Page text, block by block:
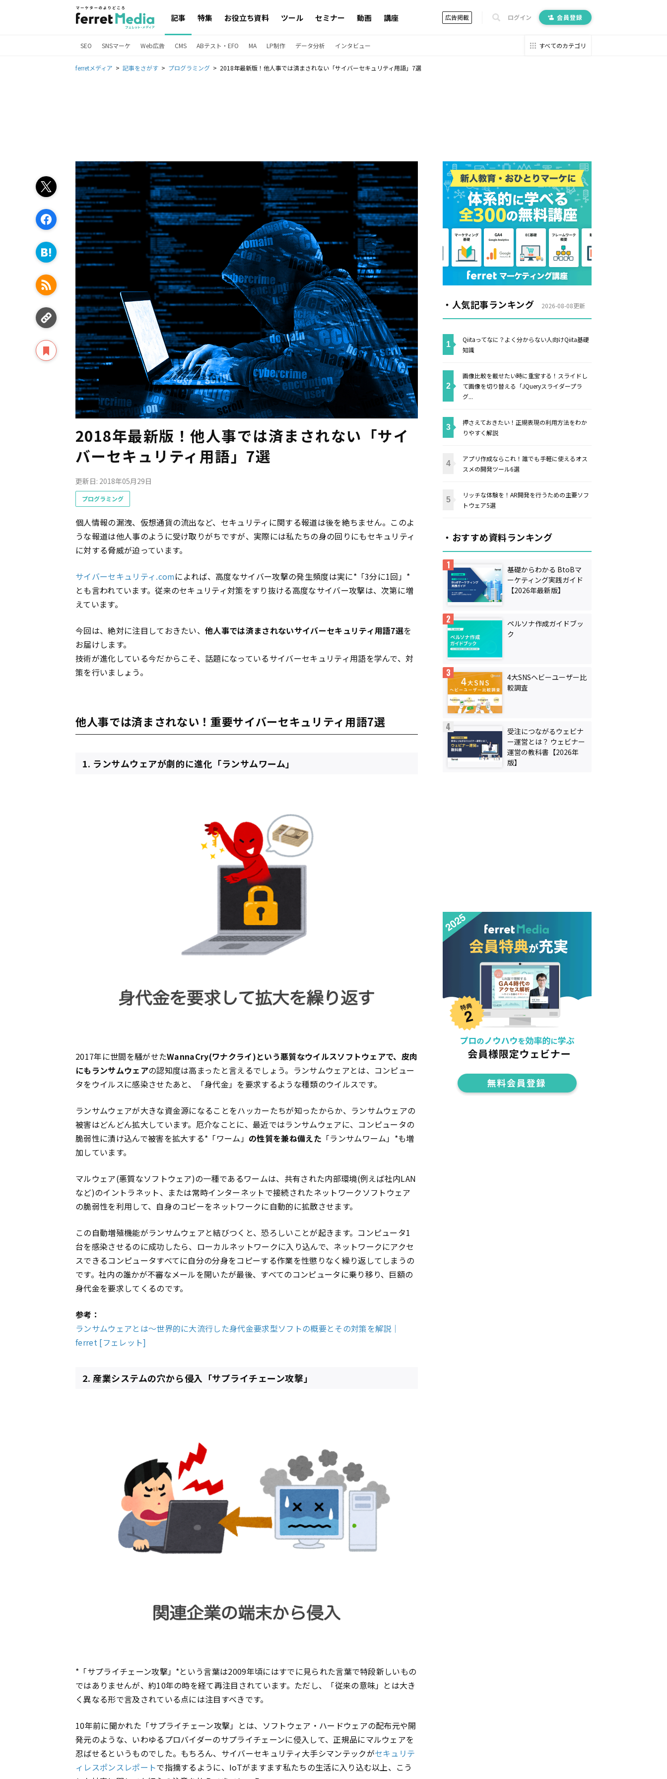
記事 特集 お役立ち資料 ツール セミナー 動画 講座 広告掲載 ログイン 会員登録
SEO SNSマーケ Web広告 CMS ABテスト・EFO MA LP制作 データ分析 インタビュー すべてのカテゴリ
ferretメディア 記事をさがす プログラミング 2018年最新版！他人事では済まされない「サイバーセキュリティ用語」7選
2018年最新版！他人事では済まされない「サイ
バーセキュリティ用語」7選
更新日: 2018年05月29日
プログラミング
個人情報の漏洩、仮想通貨の流出など、セキュリティに関する報道は後を絶ちません。このよ
うな報道は他人事のように受け取りがちですが、実際には私たちの身の回りにもセキュリティ
に対する脅威が迫っています。
サイバーセキュリティ.comによれば、高度なサイバー攻撃の発生頻度は実に*「3分に1回」*
とも言われています。従来のセキュリティ対策をすり抜ける高度なサイバー攻撃は、次第に増
えています。
今回は、絶対に注目しておきたい、他人事では済まされないサイバーセキュリティ用語7選を
お届けします。
技術が進化している今だからこそ、話題になっているサイバーセキュリティ用語を学んで、対
策を行いましょう。
他人事では済まされない！重要サイバーセキュリティ用語7選
1. ランサムウェアが劇的に進化「ランサムワーム」
2017年に世間を騒がせたWannaCry(ワナクライ)という悪質なウイルスソフトウェアで、皮肉
にもランサムウェアの認知度は高まったと言えるでしょう。ランサムウェアとは、コンピュー
タをウイルスに感染させたあと、「身代金」を要求するような種類のウイルスです。
ランサムウェアが大きな資金源になることをハッカーたちが知ったからか、ランサムウェアの
被害はどんどん拡大しています。厄介なことに、最近ではランサムウェアに、コンピュータの
脆弱性に漬け込んで被害を拡大する*「ワーム」 の性質を兼ね備えた 「ランサムワーム」*も増
加しています。
マルウェア(悪質なソフトウェア)の一種であるワームは、共有された内部環境(例えば社内LAN
など)のイントラネット、または常時インターネットで接続されたネットワークソフトウェア
の脆弱性を利用して、自身のコピーをネットワークに自動的に拡散させます。
この自動増殖機能がランサムウェアと結びつくと、恐ろしいことが起きます。コンピュータ1
台を感染させるのに成功したら、ローカルネットワークに入り込んで、ネットワークにアクセ
スできるコンピュータすべてに自分の分身をコピーする作業を性懲りなく繰り返してしまうの
です。社内の誰かが不審なメールを開いたが最後、すべてのコンピュータに乗り移り、巨額の
身代金を要求してくるのです。
参考：
ランサムウェアとは〜世界的に大流行した身代金要求型ソフトの概要とその対策を解説｜
ferret [フェレット]
2. 産業システムの穴から侵入「サプライチェーン攻撃」
*「サプライチェーン攻撃」*という言葉は2009年頃にはすでに見られた言葉で特段新しいもの
ではありませんが、約10年の時を経て再注目されています。ただし、「従来の意味」とは大き
く異なる形で言及されている点には注目すべきです。
10年前に聞かれた「サプライチェーン攻撃」とは、ソフトウェア・ハードウェアの配布元や開
発元のような、いわゆるプロバイダーのサプライチェーンに侵入して、正規品にマルウェアを
忍ばせるというものでした。もちろん、サイバーセキュリティ大手シマンテックがセキュリテ
ィレスポンスレポートで指摘するように、IoTがますます私たちの生活に入り込む以上、こう
・人気記事ランキング 2026-08-08更新
Qiitaってなに？よく分からない人向けQiita基礎
知識
画像比較を載せたい時に重宝する！スライドし
て画像を切り替える「JQueryスライダープラ
グ...
押さえておきたい！正規表現の利用方法をわか
りやすく解説
アプリ作成ならこれ！誰でも手軽に使えるオス
スメの開発ツール6選
リッチな体験を！AR開発を行うための主要ソフ
トウェア5選
・おすすめ資料ランキング
基礎からわかる BtoBマ
ーケティング実践ガイド
【2026年最新版】
ペルソナ作成ガイドブッ
ク
4大SNSヘビーユーザー比
較調査
受注につながるウェビナ
ー運営とは？ ウェビナー
運営の教科書【2026年
版】